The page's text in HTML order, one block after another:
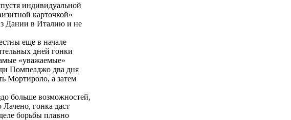
индивидуальной
карточкой»
Дании в Италию и не
еще в начале
дней гонки
«уважаемые»
Помпеаджо два дня
Мортироло, а затем
больше возможностей,
гонка даст
борьбы плавно